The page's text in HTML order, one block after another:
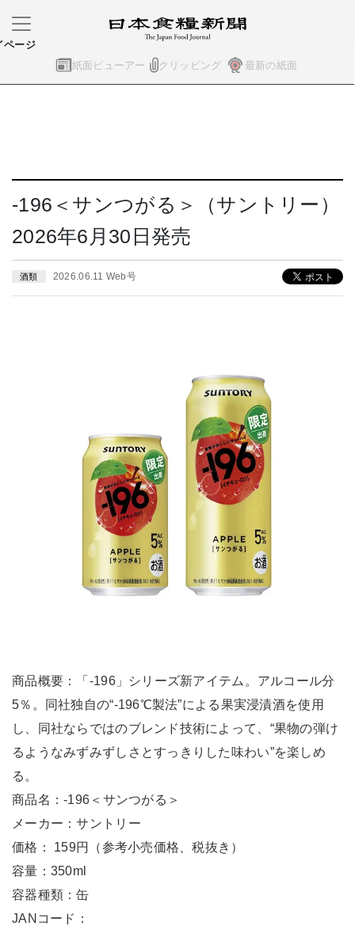
紙面ビューアー クリッピング 最新の紙面
ページ
-196＜サンつがる＞（サントリー）
2026年6月30日発売
酒類 2026.06.11 Web号
商品概要：「-196」シリーズ新アイテム。アルコール分
5％。同社独自の“-196℃製法”による果実浸漬酒を使用
し、同社ならではのブレンド技術によって、“果物の弾け
るようなみずみずしさとすっきりした味わい”を楽しめ
る。
商品名：-196＜サンつがる＞
メーカー：サントリー
価格： 159円（参考小売価格、税抜き）
容量：350ml
容器種類：缶
JANコード：